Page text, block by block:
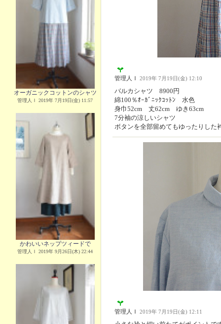
オーガニックコットンのシャツ
管理人Ｉ 2019年 7月19日(金) 11:57
かわいいネップツィードで
管理人Ｉ 2019年 9月26日(木) 22:44
管理人Ｉ 2019年 7月19日(金) 12:10
バルカシャツ 8900円
綿100％ｵｰｶﾞﾆｯｸｺｯﾄﾝ 水色
身巾52cm 丈62cm ゆき63cm
7分袖の涼しいシャツ
ボタンを全部留めてもゆったりした
管理人Ｉ 2019年 7月19日(金) 12:11